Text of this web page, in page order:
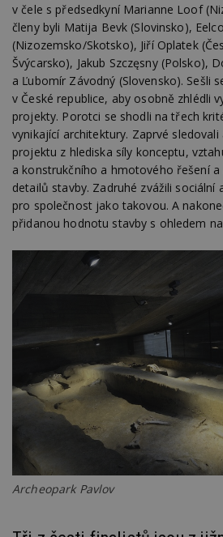
v čele s předsedkyní Marianne Loof
členy byli Matija Bevk (Slovinsko),
(Nizozemsko/Skotsko), Jiří Oplatek
Švýcarsko), Jakub Szczęsny (Polsko),
a Ľubomír Závodný (Slovensko). Sešli
v České republice, aby osobně zhlédli
projekty. Porotci se shodli na třech
vynikající architektury. Zaprvé
projektu z hlediska síly konceptu,
a konstrukčního a hmotového řešení a
detailů stavby. Zadruhé zvážili sociální
pro společnost jako takovou. A
přidanou hodnotu stavby s ohledem
Archeopark Pavlov